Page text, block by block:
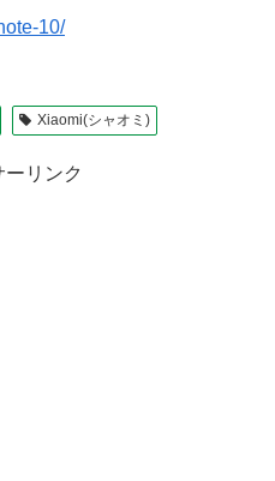
10/
Xiaomi(シャオミ)
ーリンク